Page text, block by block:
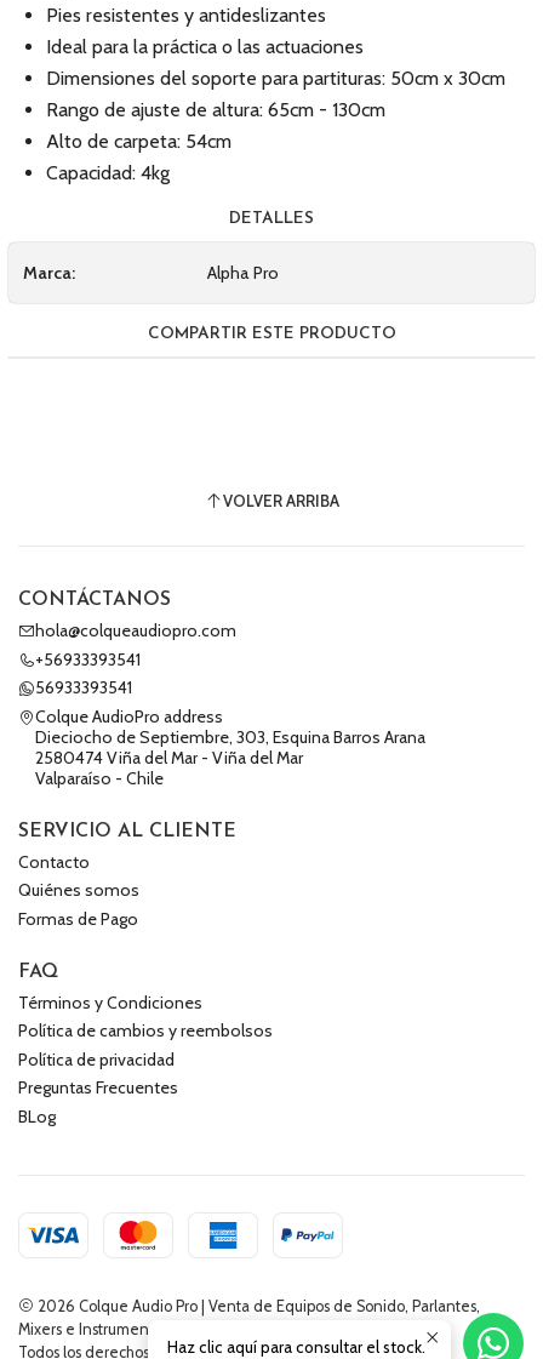
Pies resistentes y antideslizantes
Ideal para la práctica o las actuaciones
Dimensiones del soporte para partituras: 50cm x 30cm
Rango de ajuste de altura: 65cm - 130cm
Alto de carpeta: 54cm
Capacidad: 4kg
DETALLES
Marca: Alpha Pro
COMPARTIR ESTE PRODUCTO
VOLVER ARRIBA
CONTÁCTANOS
hola@colqueaudiopro.com
+56933393541
56933393541
Colque AudioPro address
Dieciocho de Septiembre, 303, Esquina Barros Arana
2580474 Viña del Mar - Viña del Mar
Valparaíso - Chile
SERVICIO AL CLIENTE
Contacto
Quiénes somos
Formas de Pago
FAQ
Términos y Condiciones
Política de cambios y reembolsos
Política de privacidad
Preguntas Frecuentes
BLog
2026 Colque Audio Pro | Venta de Equipos de Sonido, Parlantes,
Mixers e Instrumentos Musicales.
Todos los derechos reservados.Desarrollado por Jumpseller
Haz clic aquí para consultar el stock.